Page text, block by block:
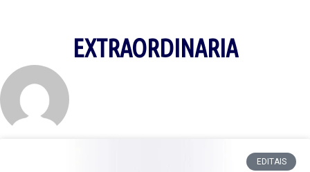
EXTRAORDINARIA
EDITAIS